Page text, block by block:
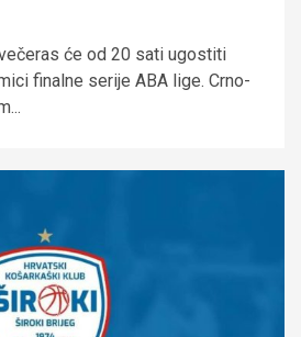
će od 20 sati ugostiti
finalne serije ABA lige. Crno-